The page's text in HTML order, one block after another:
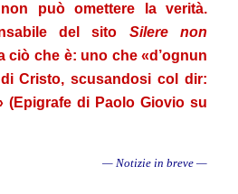
può omettere la verità.
del sito Silere non
ciò che è: uno che«d’ognun
Cristo, scusandosi col dir:
(Epigrafe di Paolo Giovio su
— Notizie in breve —